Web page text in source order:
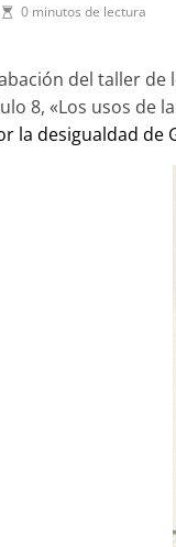
0 minutos de lectura
del taller de
8, «Los usos de
la desigualdad de